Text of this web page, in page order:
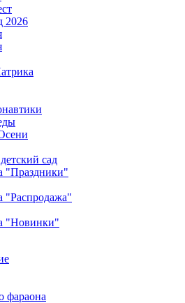
2026
сад
"Праздники"
"Распродажа"
"Новинки"
фараона